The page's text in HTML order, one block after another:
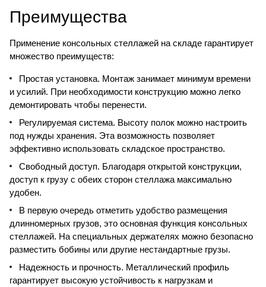
Преимущества
Применение консольных стеллажей на складе гарантирует
множество преимуществ:
Простая установка. Монтаж занимает минимум времени
и усилий. При необходимости конструкцию можно легко
демонтировать чтобы перенести.
Регулируемая система. Высоту полок можно настроить
под нужды хранения. Эта возможность позволяет
эффективно использовать складское пространство.
Свободный доступ. Благодаря открытой конструкции,
доступ к грузу с обеих сторон стеллажа максимально
удобен.
В первую очередь отметить удобство размещения
длинномерных грузов, это основная функция консольных
стеллажей. На специальных держателях можно безопасно
разместить бобины или другие нестандартные грузы.
Надежность и прочность. Металлический профиль
гарантирует высокую устойчивость к нагрузкам и